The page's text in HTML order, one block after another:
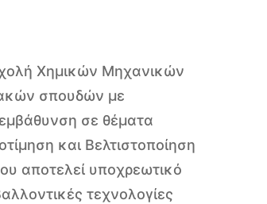
Χημικών Μηχανικών
σπουδών με
σε θέματα
και Βελτιστοποίηση
αποτελεί υποχρεωτικό
τεχνολογίες